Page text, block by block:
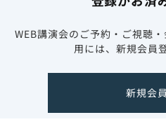
WEB講演会のご予約・ご視聴
用には、新規会員
新規会